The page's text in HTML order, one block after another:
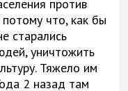
против
потому что, как бы
старались
уничтожить
Тяжело им
2 назад там